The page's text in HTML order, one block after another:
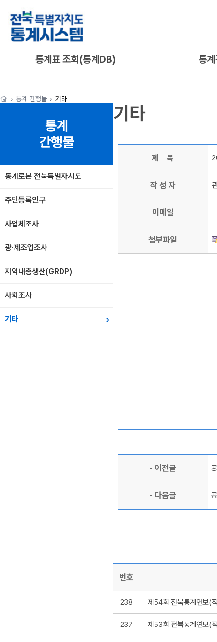
통계표 조회(통계DB) 통
통계 간행물 기타
통계
간행물
통계로본 전북특별자치도
주민등록인구
사업체조사
광·제조업조사
지역내총생산(GRDP)
사회조사
기타
기타
제 목
작 성 자
이메일
첨부파일
이전글
다음글
번호
238 제54회 전북통계연보(
237 제53회 전북통계연보(